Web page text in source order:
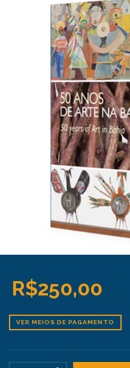
R$250,00
VER MEIOS DE PAGAMENTO